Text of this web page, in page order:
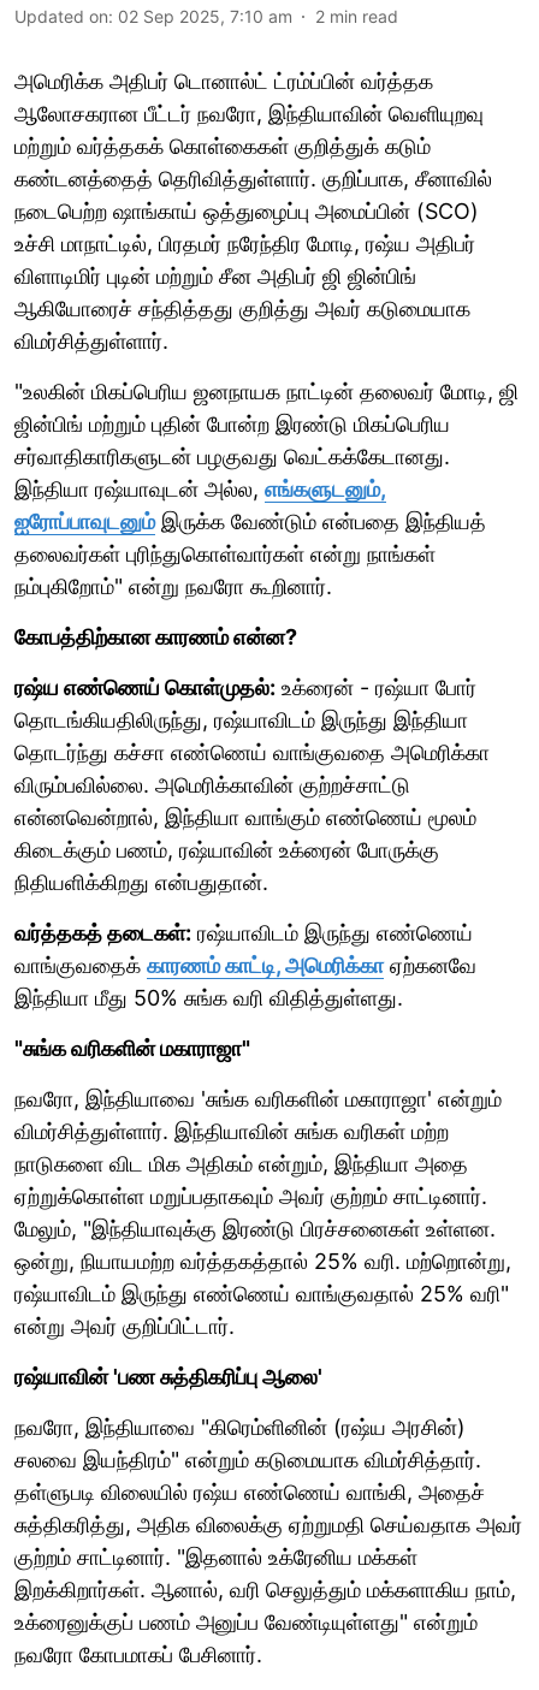
Updated on: 02 Sep 2025, 7:10 am 2 min read
அமெரிக்க அதிபர் டொனால்ட் ட்ரம்ப்பின் வர்த்தக
ஆலோசகரான பீட்டர் நவரோ, இந்தியாவின் வெளியுறவு
மற்றும் வர்த்தகக் கொள்கைகள் குறித்துக் கடும்
கண்டனத்தைத் தெரிவித்துள்ளார். குறிப்பாக, சீனாவில்
நடைபெற்ற ஷாங்காய் ஒத்துழைப்பு அமைப்பின் (SCO)
உச்சி மாநாட்டில், பிரதமர் நரேந்திர மோடி, ரஷ்ய அதிபர்
விளாடிமிர் புடின் மற்றும் சீன அதிபர் ஜி ஜின்பிங்
ஆகியோரைச் சந்தித்தது குறித்து அவர் கடுமையாக
விமர்சித்துள்ளார்.
"உலகின் மிகப்பெரிய ஜனநாயக நாட்டின் தலைவர் மோடி, ஜி
ஜின்பிங் மற்றும் புதின் போன்ற இரண்டு மிகப்பெரிய
சர்வாதிகாரிகளுடன் பழகுவது வெட்கக்கேடானது.
இந்தியா ரஷ்யாவுடன் அல்ல, எங்களுடனும்,
ஐரோப்பாவுடனும்இருக்க வேண்டும் என்பதை இந்தியத்
தலைவர்கள் புரிந்துகொள்வார்கள் என்று நாங்கள்
நம்புகிறோம்" என்று நவரோ கூறினார்.
கோபத்திற்கான காரணம் என்ன?
ரஷ்ய எண்ணெய் கொள்முதல்: உக்ரைன் - ரஷ்யா போர்
தொடங்கியதிலிருந்து, ரஷ்யாவிடம் இருந்து இந்தியா
தொடர்ந்து கச்சா எண்ணெய் வாங்குவதை அமெரிக்கா
விரும்பவில்லை. அமெரிக்காவின் குற்றச்சாட்டு
என்னவென்றால், இந்தியா வாங்கும் எண்ணெய் மூலம்
கிடைக்கும் பணம், ரஷ்யாவின் உக்ரைன் போருக்கு
நிதியளிக்கிறது என்பதுதான்.
வர்த்தகத் தடைகள்: ரஷ்யாவிடம் இருந்து எண்ணெய்
வாங்குவதைக் காரணம் காட்டி, அமெரிக்காஏற்கனவே
இந்தியா மீது 50% சுங்க வரி விதித்துள்ளது.
"சுங்க வரிகளின் மகாராஜா"
நவரோ, இந்தியாவை 'சுங்க வரிகளின் மகாராஜா' என்றும்
விமர்சித்துள்ளார். இந்தியாவின் சுங்க வரிகள் மற்ற
நாடுகளை விட மிக அதிகம் என்றும், இந்தியா அதை
ஏற்றுக்கொள்ள மறுப்பதாகவும் அவர் குற்றம் சாட்டினார்.
மேலும், "இந்தியாவுக்கு இரண்டு பிரச்சனைகள் உள்ளன.
ஒன்று, நியாயமற்ற வர்த்தகத்தால் 25% வரி. மற்றொன்று,
ரஷ்யாவிடம் இருந்து எண்ணெய் வாங்குவதால் 25% வரி"
என்று அவர் குறிப்பிட்டார்.
ரஷ்யாவின் 'பண சுத்திகரிப்பு ஆலை'
நவரோ, இந்தியாவை "கிரெம்ளினின் (ரஷ்ய அரசின்)
சலவை இயந்திரம்" என்றும் கடுமையாக விமர்சித்தார்.
தள்ளுபடி விலையில் ரஷ்ய எண்ணெய் வாங்கி, அதைச்
சுத்திகரித்து, அதிக விலைக்கு ஏற்றுமதி செய்வதாக அவர்
குற்றம் சாட்டினார். "இதனால் உக்ரேனிய மக்கள்
இறக்கிறார்கள். ஆனால், வரி செலுத்தும் மக்களாகிய நாம்,
உக்ரைனுக்குப் பணம் அனுப்ப வேண்டியுள்ளது" என்றும்
நவரோ கோபமாகப் பேசினார்.